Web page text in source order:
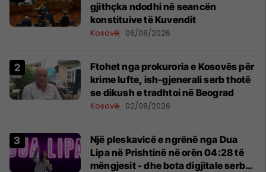
gjithçka ndodhi në seancën
konstituive të Kuvendit
Kosovë 06/08/2026
Ftohet nga prokuroria e Kosovës për
krime lufte, ish-gjenerali serb thotë
se dikush e tradhtoi në Beograd
Kosovë 02/08/2026
Një pleskavicë e ngrënë nga Dua
Lipa në Prishtinë në orën 04:28 të
mëngjesit - dhe bota digjitale serbe